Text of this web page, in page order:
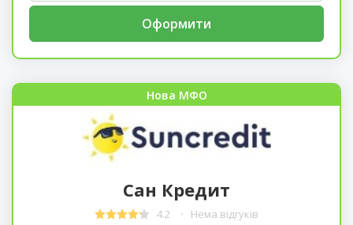
Оформити
Нова МФО
Сан Кредит
4.2 Нема відгуків